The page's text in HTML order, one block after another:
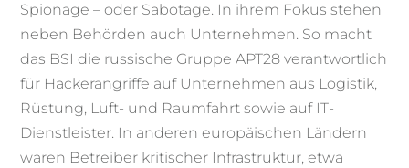
Spionage – oder Sabotage. In ihrem Fokus stehen
neben Behörden auch Unternehmen. So macht
das BSI die russische Gruppe APT28 verantwortlich
für Hackerangriffe auf Unternehmen aus Logistik,
Rüstung, Luft- und Raumfahrt sowie auf IT-
Dienstleister. In anderen europäischen Ländern
waren Betreiber kritischer Infrastruktur, etwa